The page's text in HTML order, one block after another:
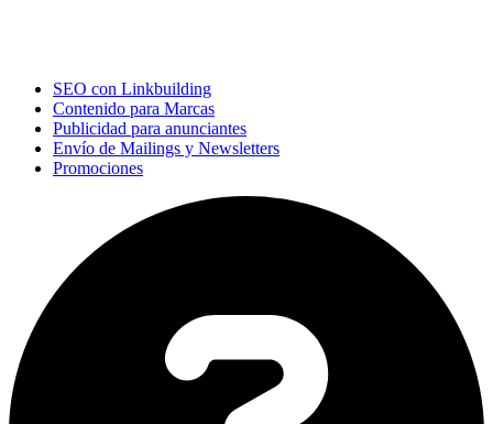
SEO con Linkbuilding
Contenido para Marcas
Publicidad para anunciantes
Envío de Mailings y Newsletters
Promociones